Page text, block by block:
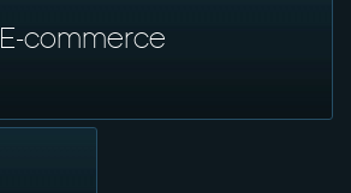
E-commerce